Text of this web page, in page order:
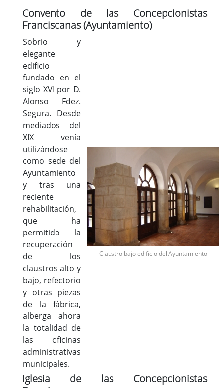
Convento de las Concepcionistas
Franciscanas (Ayuntamiento)
Sobrio y
elegante
edificio
fundado en el
siglo XVI por D.
Alonso Fdez.
Segura. Desde
mediados del
XIX venía
utilizándose
como sede del
Ayuntamiento
y tras una
reciente
rehabilitación,
que ha
permitido la
recuperación
de los
claustros alto y
bajo, refectorio
y otras piezas
de la fábrica,
alberga ahora
la totalidad de
las oficinas
administrativas
municipales.
Claustro bajo edificio del Ayuntamiento
Iglesia de las Concepcionistas